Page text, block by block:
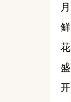
月
鲜
花
盛